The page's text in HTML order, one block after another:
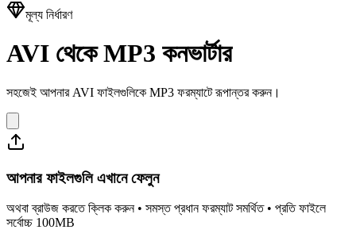
মূল্য নির্ধারণ
AVI থেকে MP3 কনভার্টার
সহজেই আপনার AVI ফাইলগুলিকে MP3 ফরম্যাটে রূপান্তর করুন।
আপনার ফাইলগুলি এখানে ফেলুন
অথবা ব্রাউজ করতে ক্লিক করুন • সমস্ত প্রধান ফরম্যাট সমর্থিত • প্রতি ফাইলে
সর্বোচ্চ 100MB